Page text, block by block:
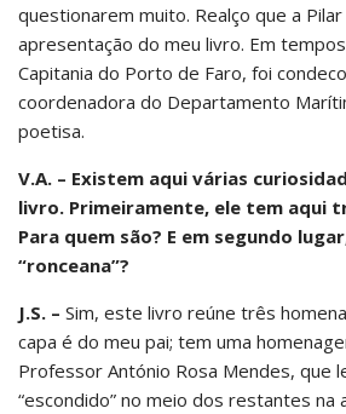
questionarem muito. Realço que a
apresentação do meu livro. Em
Capitania do Porto de Faro, foi
coordenadora do Departamento
poetisa.
V.A. – Existem aqui várias
livro. Primeiramente, ele tem aqui
Para quem são? E em segundo
“ronceana”?
J.S. – Sim, este livro reúne três
capa é do meu pai; tem uma
Professor António Rosa Mendes, que
“escondido” no meio dos restantes na